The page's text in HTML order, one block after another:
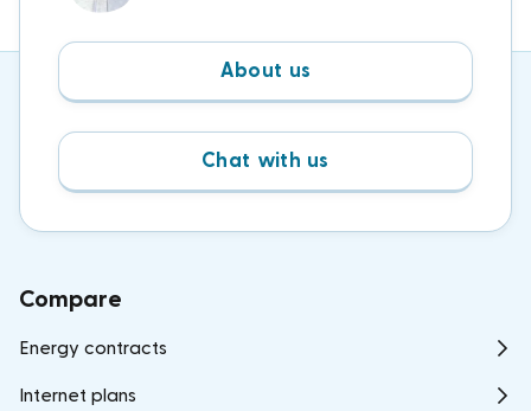
About us
Chat with us
Compare
Energy contracts
Internet plans